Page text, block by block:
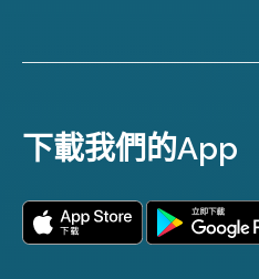
下載我們的App